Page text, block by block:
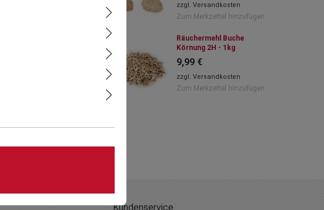
zzgl. Versandkosten
Zum Merkzettel hinzufügen
Räuchermehl Buche
Körnung 2H - 1kg
9,99 €
zzgl. Versandkosten
Zum Merkzettel hinzufügen
Kundenservice